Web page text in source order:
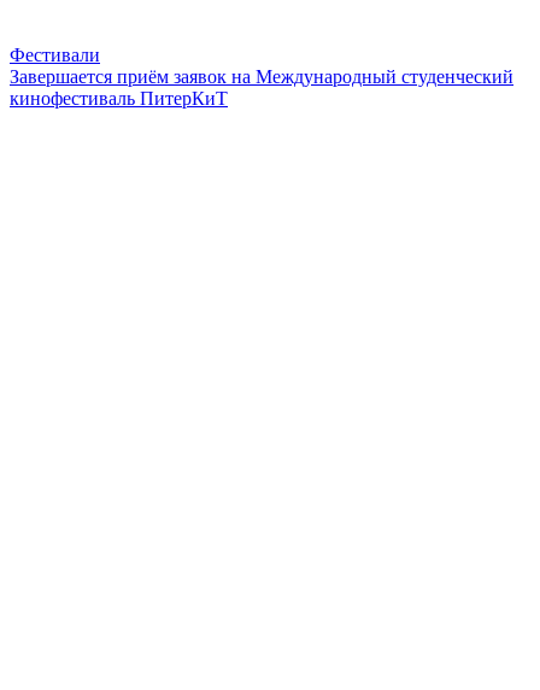
Фестивали
Завершается приём заявок на Международный студенческий
кинофестиваль ПитерКиТ